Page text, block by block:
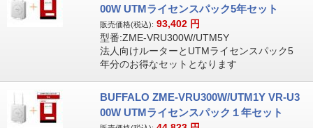
00W UTMライセンスパック5年セット
販売価格(税込): 93,402 円
型番:ZME-VRU300W/UTM5Y
法人向けルーターとUTMライセンスパック5
年分のお得なセットとなります
BUFFALO ZME-VRU300W/UTM1Y VR-U3
00W UTMライセンスパック１年セット